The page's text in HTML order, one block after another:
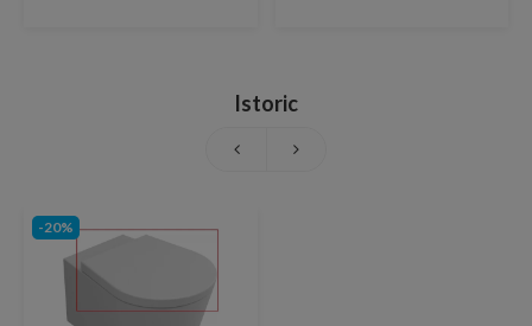
Istoric
-20%